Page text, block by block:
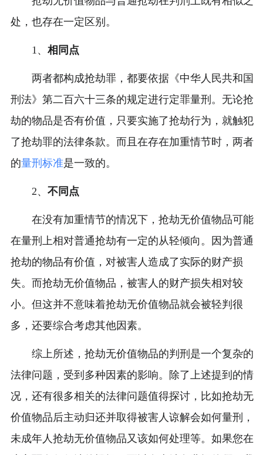
处，也存在一定区别。
1、 相同点
两者都构成抢劫罪，都要依据《中华人民共和国
刑法》第二百六十三条的规定进行定罪量刑。无论抢
劫的物品是否有价值，只要实施了抢劫行为，就触犯
了抢劫罪的法律条款。而且在存在加重情节时，两者
的量刑标准是一致的。
2、 不同点
在没有加重情节的情况下，抢劫无价值物品可能
在量刑上相对普通抢劫有一定的从轻倾向。因为普通
抢劫的物品有价值，对被害人造成了实际的财产损
失。而抢劫无价值物品，被害人的财产损失相对较
小。但这并不意味着抢劫无价值物品就会被轻判很
多，还要综合考虑其他因素。
综上所述，抢劫无价值物品的判刑是一个复杂的
法律问题，受到多种因素的影响。除了上述提到的情
况，还有很多相关的法律问题值得探讨，比如抢劫无
价值物品后主动归还并取得被害人谅解会如何量刑，
未成年人抢劫无价值物品又该如何处理等。如果您在